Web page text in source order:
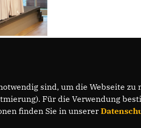
sind, um die Webseite
Für die Verwendung
finden Sie in unserer